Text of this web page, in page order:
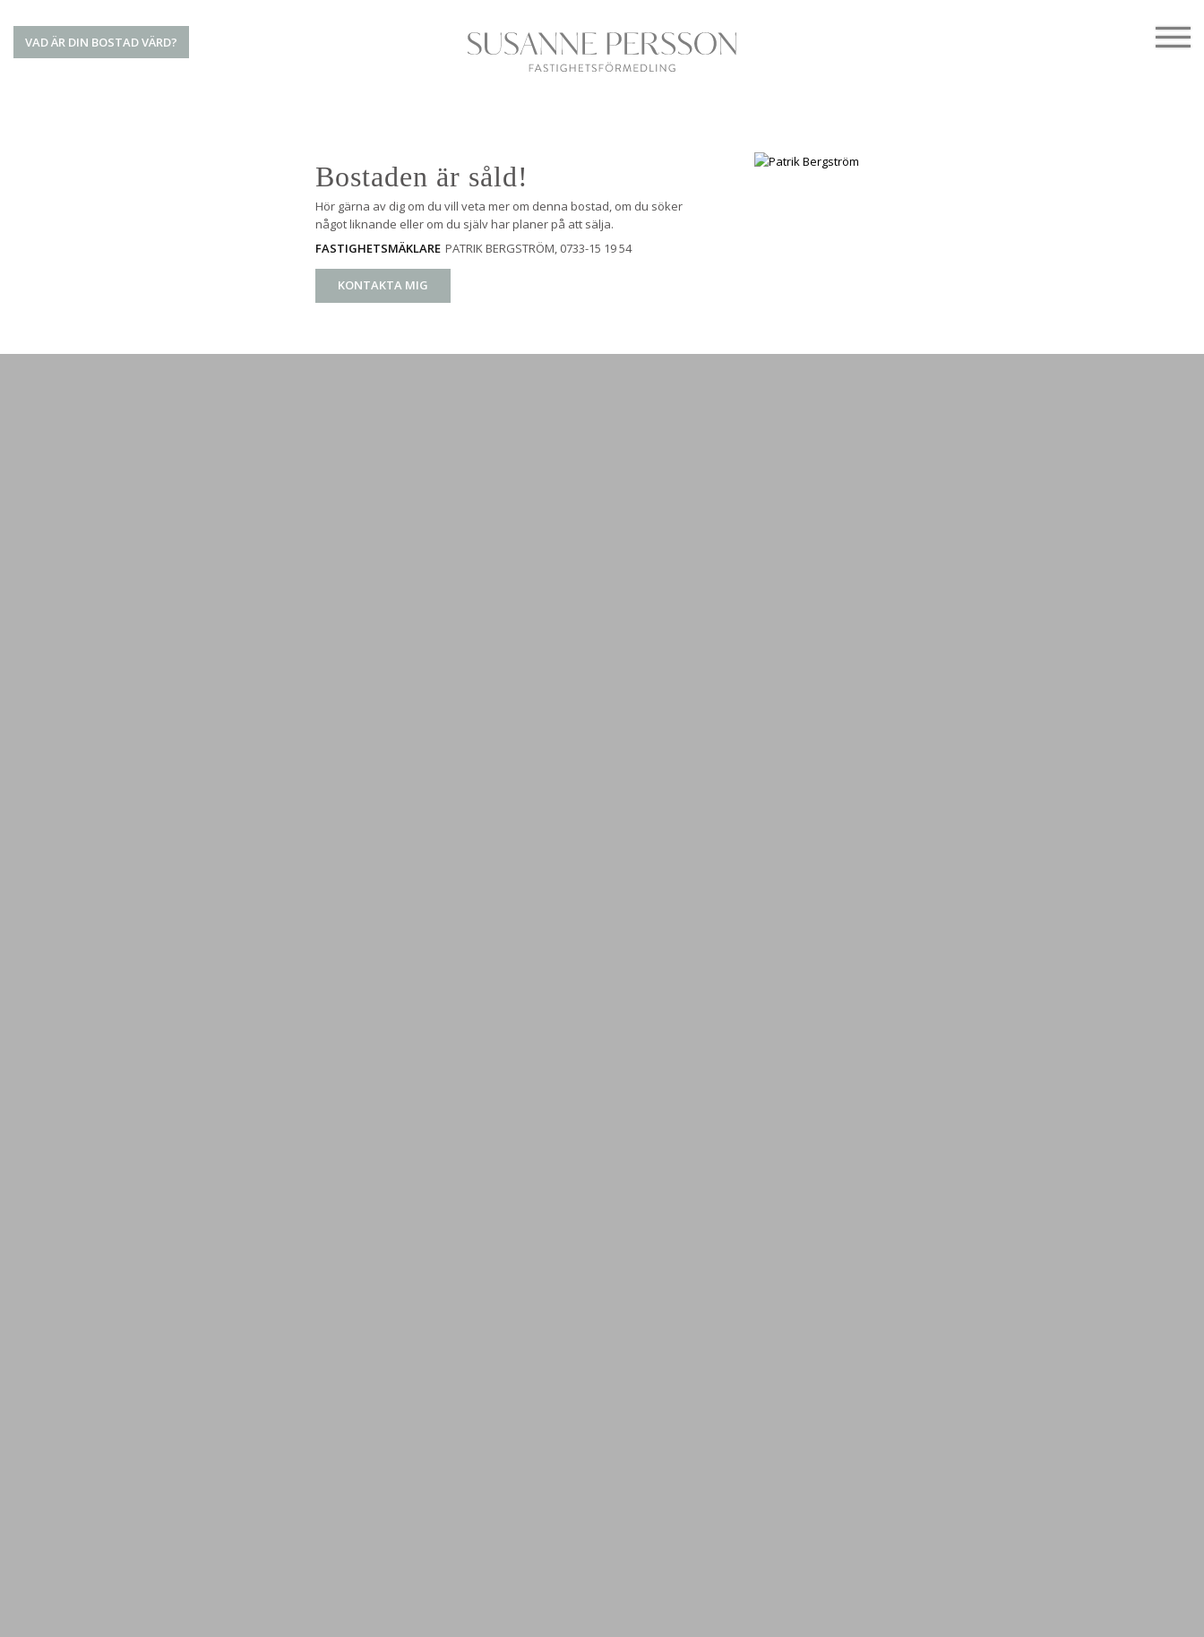
VAD ÄR DIN BOSTAD VÄRD?
Bostaden är såld!
Hör gärna av dig om du vill veta mer om denna bostad, om du söker
något liknande eller om du själv har planer på att sälja.
FASTIGHETSMÄKLARE PATRIK BERGSTRÖM , 0733-15 19 54
KONTAKTA MIG